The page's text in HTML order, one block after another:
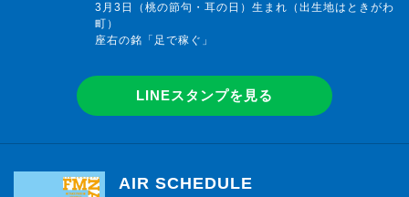
3月3日（桃の節句・耳の日）生まれ（出生地はときがわ
町）
座右の銘「足で稼ぐ」
LINEスタンプを見る
AIR SCHEDULE